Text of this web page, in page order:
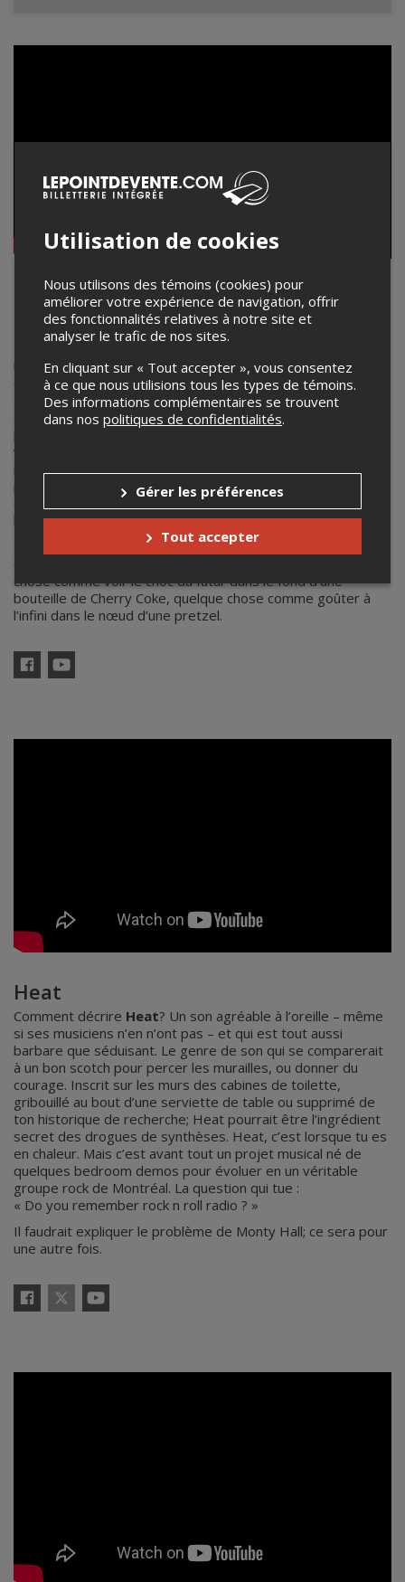
Chocolat
Il y avait Chocolat, et puis il y aChocolat
D’abord un groupe qui bouillonnait d’une violence rock’n’roll
imprévisible, Chocolat charma la critique avec un EP
éponyme à l’érotisme corrosif (2007) et le bien misPiano
Élégant(2008), qui mariait romantisme alcalin et rock à la
sauce yé-yé. Puis suiviTss Tss(2014), disque dont le
valurent une reconnaissance à l’international et de
nombreuses tournées à l’étranger. Chocolat connait à
présent une deuxième mue. SurRencontrez Looloo,
délaisse les dédales exploratoires pour donner dans un
hardo-franco-prog modal aux accents punks et folks.
Ceux qui écoutent les bourdonnements de l’univers l’ont
chose comme voir le choc du futur dans le fond d’une
bouteille de Cherry Coke, quelque chose comme goûter à
l’infini dans le nœud d’une pretzel.
Heat
Comment décrire Heat? Un son agréable à l’oreille – même
si ses musiciens n’en n’ont pas – et qui est tout aussi
barbare que séduisant. Le genre de son qui se comparerait
à un bon scotch pour percer les murailles, ou donner du
courage. Inscrit sur les murs des cabines de toilette,
gribouillé au bout d’une serviette de table ou supprimé de
ton historique de recherche; Heat pourrait être l’ingrédient
secret des drogues de synthèses. Heat, c’est lorsque tu es
en chaleur. Mais c’est avant tout un projet musical né de
quelques bedroom demos pour évoluer en un véritable
groupe rock de Montréal. La question qui tue :
« Do you remember rock n roll radio ? »
Il faudrait expliquer le problème de Monty Hall; ce sera pour
une autre fois.
Utilisation de cookies
Nous utilisons des témoins (cookies) pour
améliorer votre expérience de navigation, offrir
des fonctionnalités relatives à notre site et
analyser le trafic de nos sites.
En cliquant sur « Tout accepter », vous consentez
à ce que nous utilisions tous les types de témoins.
Des informations complémentaires se trouvent
dans nos politiques de confidentialités.
Gérer les préférences
Tout accepter